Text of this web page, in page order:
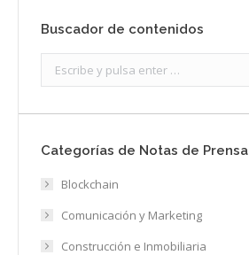
Buscador de contenidos
Categorías de Notas de Prensa
Blockchain
Comunicación y Marketing
Construcción e Inmobiliaria